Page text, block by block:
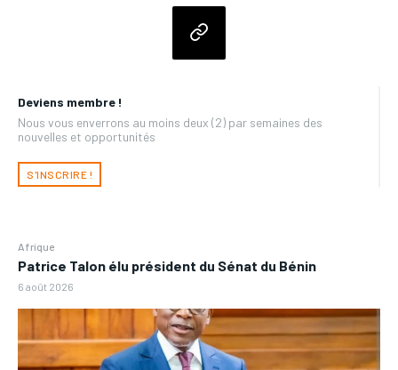
Deviens membre !
Nous vous enverrons au moins deux (2) par semaines des
nouvelles et opportunités
S'INSCRIRE !
Afrique
Patrice Talon élu président du Sénat du Bénin
6 août 2026